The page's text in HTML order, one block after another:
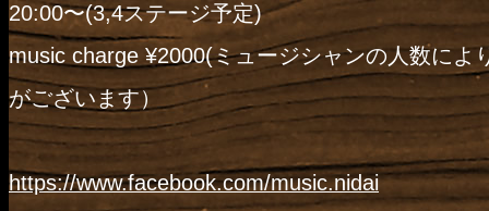
20:00〜(3,4ステージ予定)
music charge ¥2000(ミュージシャンの人数によ
がございます）
https://www.facebook.com/music.nidai